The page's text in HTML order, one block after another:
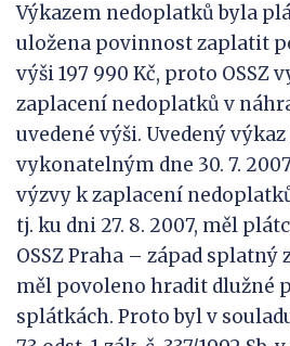
Výkazem nedoplatků byla
uložena povinnost zaplatit
výši 197 990 Kč, proto OSSZ
zaplacení nedoplatků v
uvedené výši. Uvedený
vykonatelným dne 30. 7.
výzvy k zaplacení
tj. ku dni 27. 8. 2007, měl
OSSZ Praha – západ splatný
měl povoleno hradit dlužné
splátkách. Proto byl v